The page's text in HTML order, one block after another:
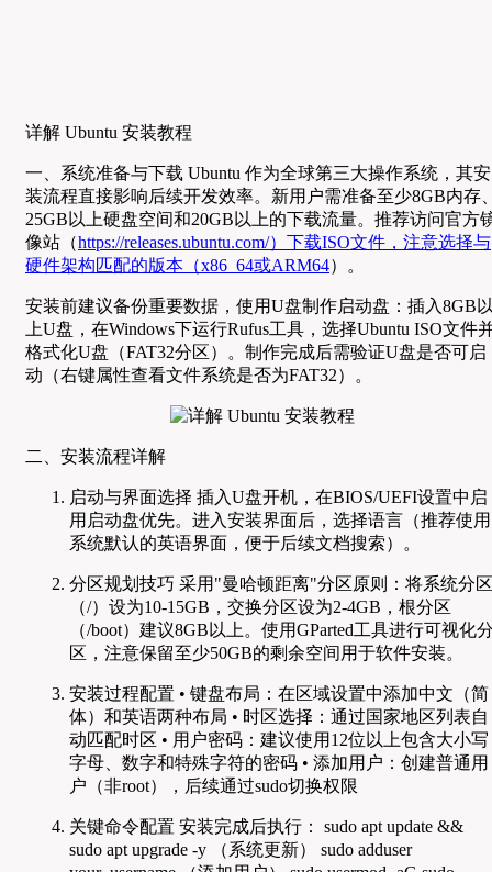
详解 Ubuntu 安装教程
一、系统准备与下载 Ubuntu 作为全球第三大操作系统，其安
装流程直接影响后续开发效率。新用户需准备至少8GB内存
25GB以上硬盘空间和20GB以上的下载流量。推荐访问官方
像站（https://releases.ubuntu.com/）下载ISO文件，注意选择与
硬件架构匹配的版本（x86_64或ARM64）。
安装前建议备份重要数据，使用U盘制作启动盘：插入8GB
上U盘，在Windows下运行Rufus工具，选择Ubuntu ISO文件
格式化U盘（FAT32分区）。制作完成后需验证U盘是否可启
动（右键属性查看文件系统是否为FAT32）。
二、安装流程详解
启动与界面选择 插入U盘开机，在BIOS/UEFI设置中启
用启动盘优先。进入安装界面后，选择语言（推荐使用
系统默认的英语界面，便于后续文档搜索）。
分区规划技巧 采用"曼哈顿距离"分区原则：将系统分区
（/）设为10-15GB，交换分区设为2-4GB，根分区
（/boot）建议8GB以上。使用GParted工具进行可视化
区，注意保留至少50GB的剩余空间用于软件安装。
安装过程配置 • 键盘布局：在区域设置中添加中文（简
体）和英语两种布局 • 时区选择：通过国家地区列表自
动匹配时区 • 用户密码：建议使用12位以上包含大小写
字母、数字和特殊字符的密码 • 添加用户：创建普通用
户（非root），后续通过sudo切换权限
关键命令配置 安装完成后执行： sudo apt update &&
sudo apt upgrade -y （系统更新） sudo adduser